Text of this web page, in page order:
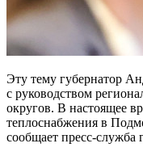
Эту тему губернатор
с руководством
округов. В настоящее
теплоснабжения в
сообщает пресс-служба